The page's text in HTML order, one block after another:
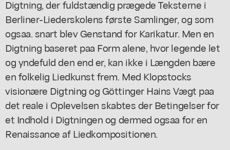
Digtning, der fuldstændig prægede Teksterne i
Berliner-Liederskolens første Samlinger, og som
ogsaa. snart blev Genstand for Karikatur. Men en
Digtning baseret paa Form alene, hvor legende let
og yndefuld den end er, kan ikke i Længden bære
en folkelig Liedkunst frem. Med Klopstocks
visionære Digtning og Göttinger Hains Vægt paa
det reale i Oplevelsen skabtes der Betingelser for
et Indhold i Digtningen og dermed ogsaa for en
Renaissance af Liedkompositionen.